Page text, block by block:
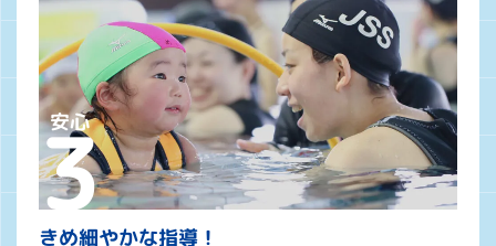
きめ細やかな指導！